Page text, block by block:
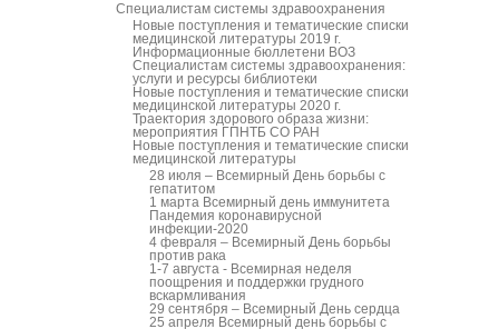
Специалистам системы здравоохранения
Новые поступления и тематические списки
медицинской литературы 2019 г.
Информационные бюллетени ВОЗ
Специалистам системы здравоохранения:
услуги и ресурсы библиотеки
Новые поступления и тематические списки
медицинской литературы 2020 г.
Траектория здорового образа жизни:
мероприятия ГПНТБ СО РАН
Новые поступления и тематические списки
медицинской литературы
28 июля – Всемирный День борьбы с
гепатитом
1 марта Всемирный день иммунитета
Пандемия коронавирусной
инфекции-2020
4 февраля – Всемирный День борьбы
против рака
1-7 августа - Всемирная неделя
поощрения и поддержки грудного
вскармливания
29 сентября – Всемирный День сердца
25 апреля Всемирный день борьбы с